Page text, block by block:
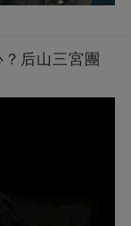
后山三宮團